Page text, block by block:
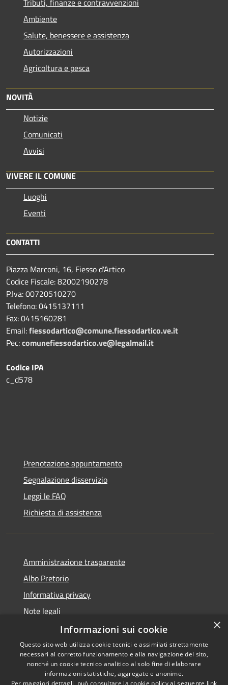
Ambiente
Salute, benessere e assistenza
Autorizzazioni
Agricoltura e pesca
NOVITÀ
Notizie
Comunicati
Avvisi
VIVERE IL COMUNE
Luoghi
Eventi
CONTATTI
Piazza Marconi, 16, Fiesso d'Artico
Codice Fiscale: 82002190278
P.Iva: 00720510270
Telefono:0415137111
Fax:0415160281
Email:fiessodartico@comune.fiessodartico.ve.it
Pec:comunefiessodartico.ve@legalmail.it
Codice IPA
c_d578
Prenotazione appuntamento
Segnalazione disservizio
Leggi le FAQ
Richiesta di assistenza
Amministrazione trasparente
Albo Pretorio
Informativa privacy
Note legali
Dichiarazione di accessibilità
RSS
Copyright © 2026 • Comune di
×
Informazioni sui cookie
Questo sito web utilizza cookie tecnici e assimilati strettamente
necessari al corretto funzionamento e alla navigazione del sito,
nonché un cookie tecnico analitico al solo fine di elaborare
informazioni statistiche, aggregate e anonime.
Per maggiori dettagli, può consultare la cookie policy al seguente link